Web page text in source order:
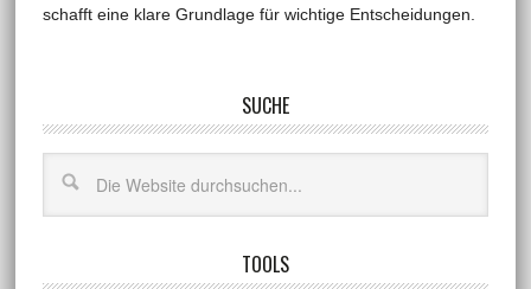
schafft eine klare Grundlage für wichtige Entscheidungen.
SUCHE
TOOLS